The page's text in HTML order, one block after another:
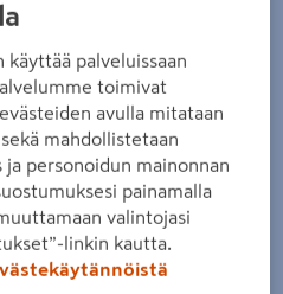
palveluissaan
toimivat
avulla mitataan
mahdollistetaan
personoidun mainonnan
painamalla
valintojasi
linkin kautta.